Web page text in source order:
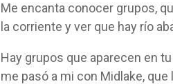
Me encanta conocer grupos,
la corriente y ver que hay río
Hay grupos que aparecen en
me pasó a mi con Midlake,